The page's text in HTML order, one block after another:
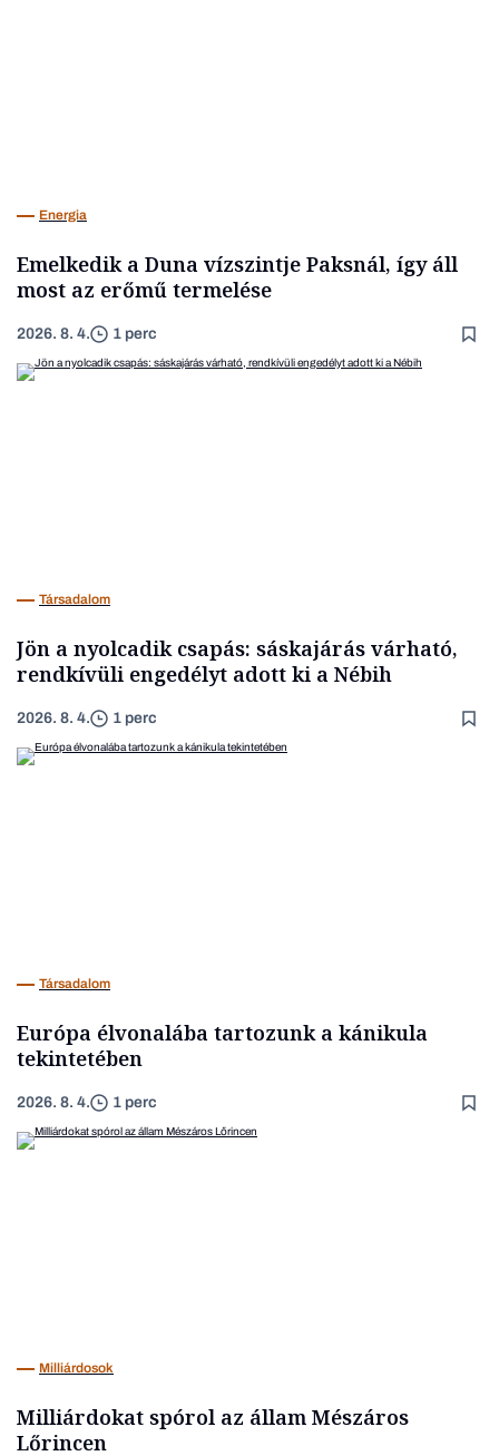
Energia
Emelkedik a Duna vízszintje Paksnál, így áll
most az erőmű termelése
2026. 8. 4. 1 perc
Társadalom
Jön a nyolcadik csapás: sáskajárás várható,
rendkívüli engedélyt adott ki a Nébih
2026. 8. 4. 1 perc
Társadalom
Európa élvonalába tartozunk a kánikula
tekintetében
2026. 8. 4. 1 perc
Milliárdosok
Milliárdokat spórol az állam Mészáros
Lőrincen